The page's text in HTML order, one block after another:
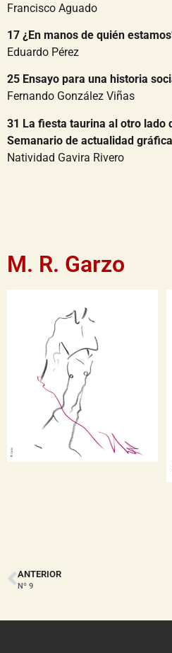
Francisco Aguado
17 ¿En manos de quién
Eduardo Pérez
25 Ensayo para una historia
Fernando González Viñas
31 La fiesta taurina al otro lado
Semanario de actualidad gráfica
Natividad Gavira Rivero
M. R. Garzo
ANTERIOR
Nº 9